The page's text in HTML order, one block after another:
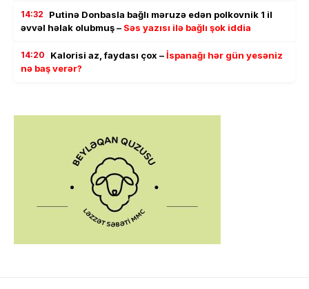
14:32
Putinə Donbasla bağlı məruzə edən polkovnik 1 il
əvvəl həlak olubmuş – Səs yazısı ilə bağlı şok iddia
14:20 Kalorisi az, faydası çox –İspanağı hər gün yesəniz
nə baş verər?